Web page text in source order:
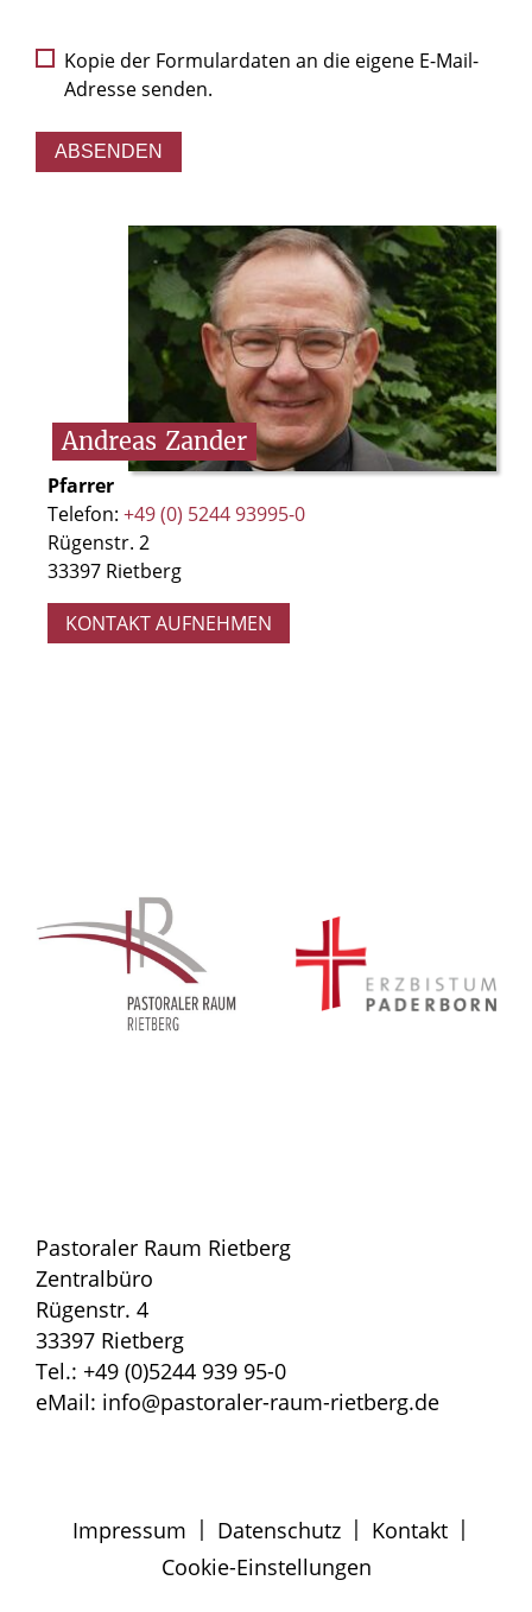
Kopie der Formulardaten an die eigene E-Mail-
Adresse senden.
Andreas Zander
Pfarrer
Telefon: +49 (0) 5244 93995-0
Rügenstr. 2
33397 Rietberg
KONTAKT AUFNEHMEN
Pastoraler Raum Rietberg
Zentralbüro
Rügenstr. 4
33397 Rietberg
Tel.: +49 (0)5244 939 95-0
eMail: info@pastoraler-raum-rietberg.de
Impressum | Datenschutz | Kontakt |
Cookie-Einstellungen